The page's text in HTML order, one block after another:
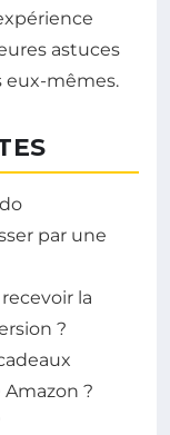
astuces
eux-mêmes.
par une
la
?
?